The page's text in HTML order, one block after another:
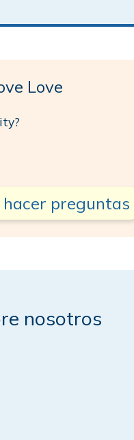
Love
hacer preguntas
nosotros